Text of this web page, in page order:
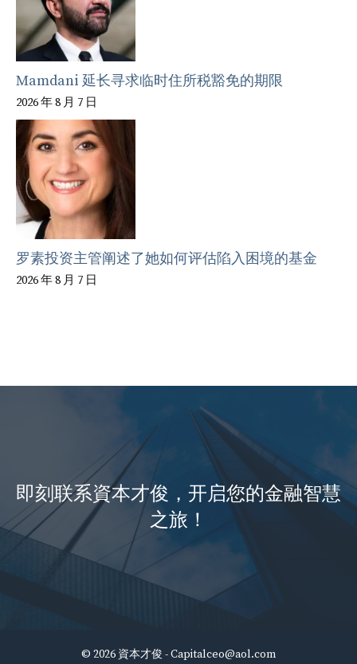
Mamdani 延长寻求临时住所税豁免的期限
2026 年 8 月 7 日
罗素投资主管阐述了她如何评估陷入困境的基金
2026 年 8 月 7 日
即刻联系資本才俊，开启您的金融智慧
之旅！
© 2026 資本才俊 -Capitalceo@aol.com